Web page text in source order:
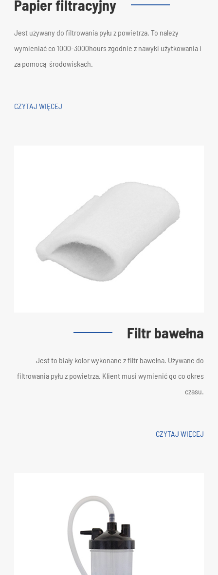
Papier filtracyjny
Jest używany do filtrowania pyłu z powietrza. To należy
wymieniać co 1000-3000hours zgodnie z nawyki użytkowania i
za pomocą środowiskach.
CZYTAJ WIĘCEJ
Filtr bawełna
Jest to biały kolor wykonane z filtr bawełna. Używane do
filtrowania pyłu z powietrza. Klient musi wymienić go co okres
czasu.
CZYTAJ WIĘCEJ